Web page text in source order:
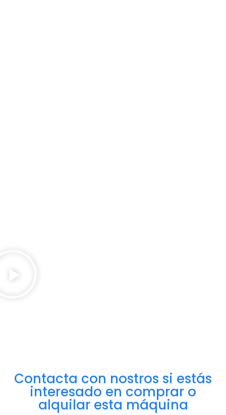
Contacta con nostros si estás
interesado en comprar o
alquilar esta máquina